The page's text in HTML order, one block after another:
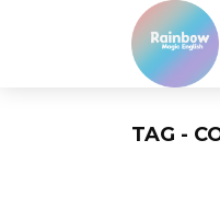
TAG -